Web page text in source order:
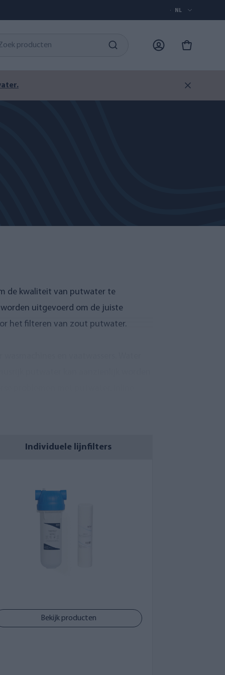
NL
de kwaliteit van putwater te
uitgevoerd om de juiste
het filteren van zout putwater.
problemen met putwater. Inline
meest populaire oplossing is een
Door te kiezen voor een
worden gefilterd. Kant-en-klare
het putwater verandert, kunnen
inline filtercombinaties kunnen
Individuele lijnfilters
Bekijk producten